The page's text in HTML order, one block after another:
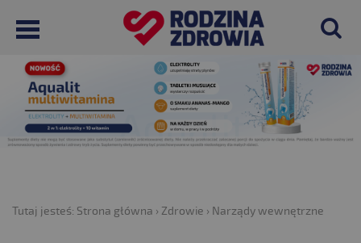
Tutaj jesteś: Strona główna › Zdrowie › Narządy wewnętrzne